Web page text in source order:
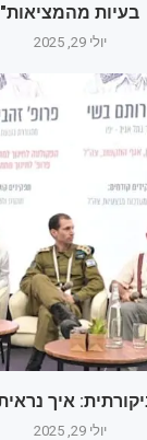
בעיות מהמציאות"
יולי 29, 2025
יולי 29, 2025